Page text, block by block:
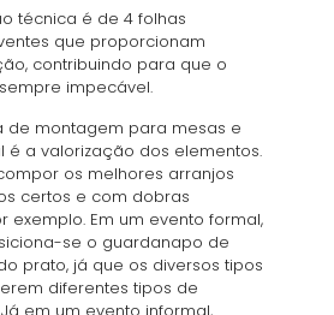
técnica é de 4 folhas
que proporcionam
contribuindo para que o
impecável.
de montagem para mesas e
é a valorização dos elementos.
os melhores arranjos
certos e com dobras
exemplo. Em um evento formal,
se o guardanapo de
prato, já que os diversos tipos
diferentes tipos de